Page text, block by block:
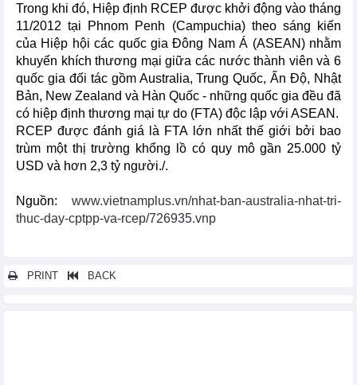
Trong khi đó, Hiệp định RCEP được khởi động vào tháng
11/2012 tại Phnom Penh (Campuchia) theo sáng kiến
của Hiệp hội các quốc gia Đông Nam Á (ASEAN) nhằm
khuyến khích thương mại giữa các nước thành viên và 6
quốc gia đối tác gồm Australia, Trung Quốc, Ấn Độ, Nhật
Bản, New Zealand và Hàn Quốc - những quốc gia đều đã
có hiệp định thương mại tự do (FTA) độc lập với ASEAN.
RCEP được đánh giá là FTA lớn nhất thế giới bởi bao
trùm một thị trường khổng lồ có quy mô gần 25.000 tỷ
USD và hơn 2,3 tỷ người./.
Nguồn: www.vietnamplus.vn/nhat-ban-australia-nhat-tri-
thuc-day-cptpp-va-rcep/726935.vnp
PRINT BACK